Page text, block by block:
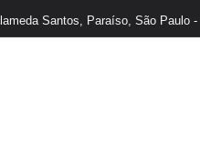
Santos, Paraíso, São Paulo -